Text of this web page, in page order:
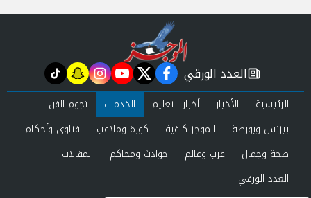
newspaper
العدد الورقي facebook
twitter
youtube
instagram
snapchat
tiktok
الرئيسية الأخبار أخبار التعليم الخدمات
نجوم الفن
بيزنس وبورصة
الموجز كافية كورة وملاعب
فتاوى وأحكام
صحة وجمال
عرب وعالم حوادث ومحاكم
المقالات
العدد الورقي